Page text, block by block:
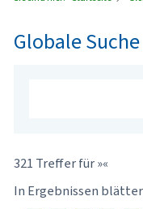
Globale Suche
321 Treffer für »«
In Ergebnissen